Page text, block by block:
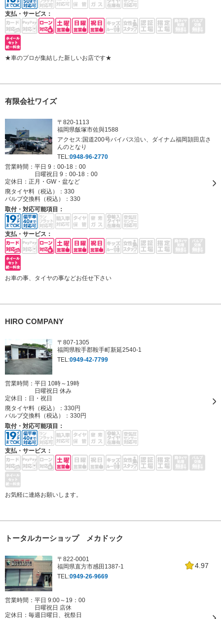
支払・サービス：
★車のプロが集結した新しいお店です★
有限会社ワイズ
〒820-1113
福岡県飯塚市佐與1588
アクセス:国道200号バイパス沿い、ダイナム福岡頴田店さ
んのとなり
TEL:0948-96-2770
営業時間：平日 9：00-18：00
日曜祝日 9：00-18：00
定休日： 正月・GW・盆など
廃タイヤ料（税込）： 330
バルブ交換料（税込）： 330
取付・対応可能項目：
支払・サービス：
お車の事、タイヤの事などお任せ下さい
HIRO COMPANY
〒807-1305
福岡県鞍手郡鞍手町新延2540-1
TEL:0949-42-7799
営業時間：平日 10時～19時
日曜祝日 休み
定休日： 日・祝日
廃タイヤ料（税込）： 330円
バルブ交換料（税込）： 330円
取付・対応可能項目：
支払・サービス：
お気軽に連絡お願いします。
トータルカーショップ メカドック
4.97
〒822-0001
福岡県直方市感田1387-1
TEL:0949-26-9669
営業時間：平日 9:00～19：00
日曜祝日 店休
定休日： 毎週日曜日、祝祭日